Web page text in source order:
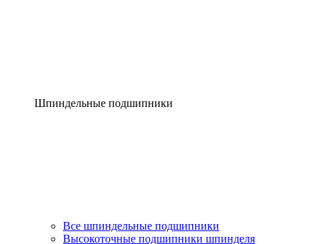
Шпиндельные подшипники
Все шпиндельные подшипники
Высокоточные подшипники шпинделя